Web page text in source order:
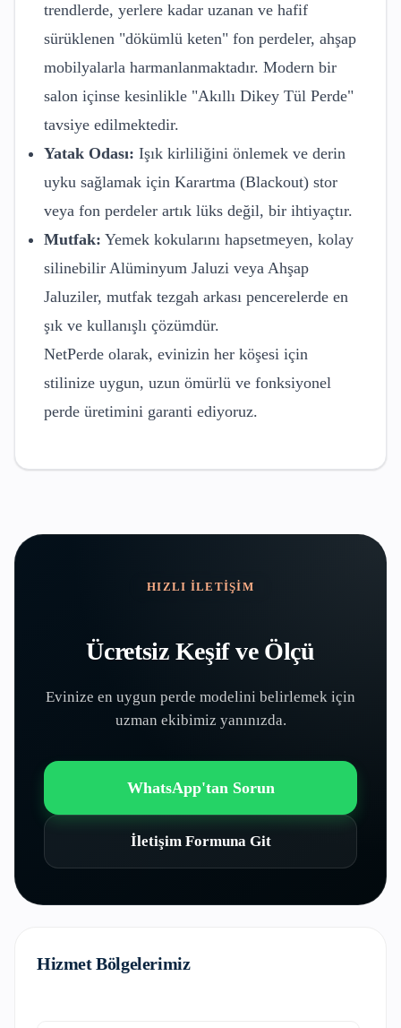
trendlerde, yerlere kadar uzanan ve hafif
sürüklenen "dökümlü keten" fon perdeler, ahşap
mobilyalarla harmanlanmaktadır. Modern bir
salon içinse kesinlikle "Akıllı Dikey Tül Perde"
tavsiye edilmektedir.
Yatak Odası: Işık kirliliğini önlemek ve derin
uyku sağlamak için Karartma (Blackout) stor
veya fon perdeler artık lüks değil, bir ihtiyaçtır.
Mutfak: Yemek kokularını hapsetmeyen, kolay
silinebilir Alüminyum Jaluzi veya Ahşap
Jaluziler, mutfak tezgah arkası pencerelerde en
şık ve kullanışlı çözümdür.
NetPerde olarak, evinizin her köşesi için
stilinize uygun, uzun ömürlü ve fonksiyonel
perde üretimini garanti ediyoruz.
HIZLI İLETIŞIM
Ücretsiz Keşif ve Ölçü
Evinize en uygun perde modelini belirlemek için
uzman ekibimiz yanınızda.
WhatsApp'tan Sorun
İletişim Formuna Git
Hizmet Bölgelerimiz